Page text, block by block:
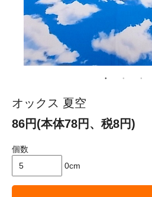
オックス 夏空
86円(本体78円、税8円)
個数
0cm